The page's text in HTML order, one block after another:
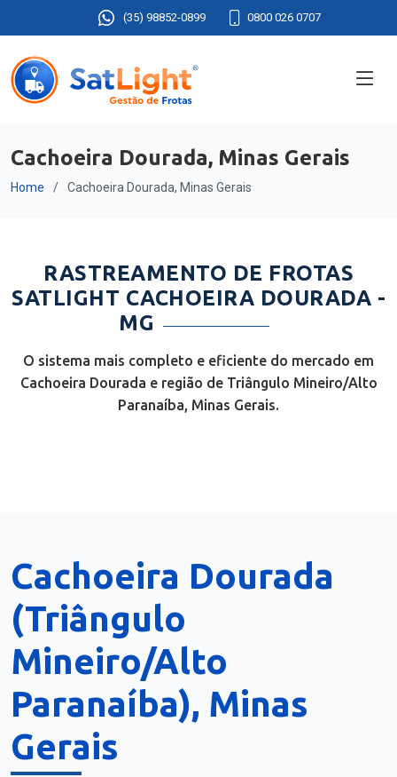
(35) 98852-0899 0800 026 0707
Cachoeira Dourada, Minas Gerais
Home Cachoeira Dourada, Minas Gerais
RASTREAMENTO DE FROTAS
SATLIGHT CACHOEIRA DOURADA -
MG
O sistema mais completo e eficiente do mercado em
Cachoeira Dourada e região de Triângulo Mineiro/Alto
Paranaíba, Minas Gerais.
Cachoeira Dourada
(Triângulo
Mineiro/Alto
Paranaíba), Minas
Gerais